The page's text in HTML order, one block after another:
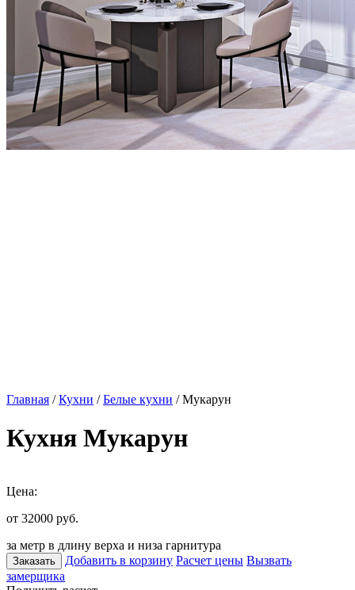
Главная /Кухни /Белые кухни / Мукарун
Кухня Мукарун
Цена:
от 32000 руб.
за метр в длину верха и низа гарнитура
Заказать Добавить в корзину Расчет цены Вызвать
замерщика